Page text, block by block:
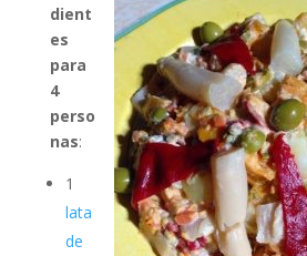
dient
es
para
4
perso
nas:
1
lata
de